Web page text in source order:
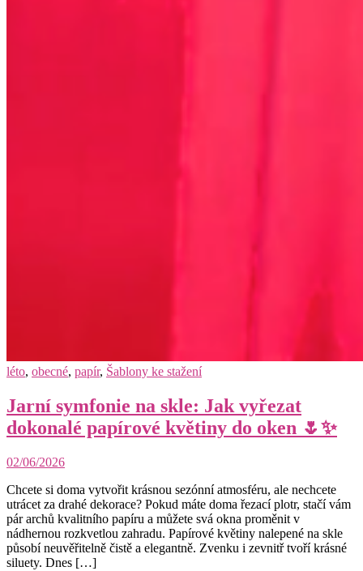
léto, obecné, papír, Šablony ke stažení
Jarní symfonie na skle: Jak vyřezat
dokonalé papírové květiny do oken 🌷✨
02/06/2026
Chcete si doma vytvořit krásnou sezónní atmosféru, ale nechcete
utrácet za drahé dekorace? Pokud máte doma řezací plotr, stačí vám
pár archů kvalitního papíru a můžete svá okna proměnit v
nádhernou rozkvetlou zahradu. Papírové květiny nalepené na skle
působí neuvěřitelně čistě a elegantně. Zvenku i zevnitř tvoří krásné
siluety. Dnes […]